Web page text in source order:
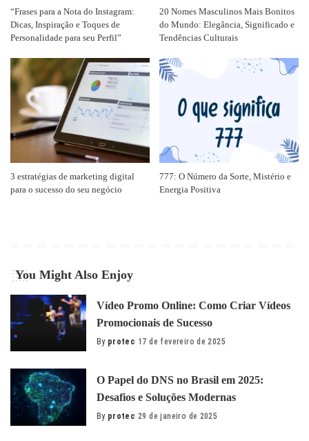
“Frases para a Nota do Instagram:
Dicas, Inspiração e Toques de
Personalidade para seu Perfil”
20 Nomes Masculinos Mais Bonitos
do Mundo: Elegância, Significado e
Tendências Culturais
3 estratégias de marketing digital
para o sucesso do seu negócio
777: O Número da Sorte, Mistério e
Energia Positiva
You Might Also Enjoy
Vídeo Promo Online: Como Criar Vídeos
Promocionais de Sucesso
Posted
By protec 17 de fevereiro de 2025
O Papel do DNS no Brasil em 2025:
Desafios e Soluções Modernas
Posted
By protec 29 de janeiro de 2025